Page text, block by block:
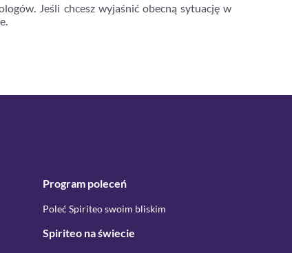
Jeśli chcesz wyjaśnić obecną sytuację w
Program poleceń
Poleć Spiriteo swoim bliskim
Spiriteo na świecie